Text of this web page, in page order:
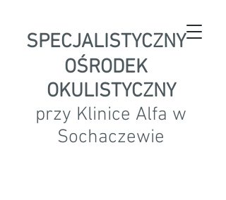
SPECJALISTYCZNY
OŚRODEK
OKULISTYCZNY
przy Klinice Alfa w
Sochaczewie